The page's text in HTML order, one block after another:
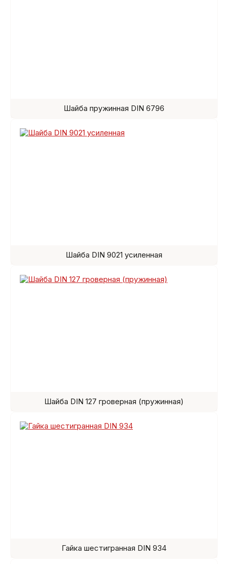
Шайба пружинная DIN 6796
Шайба DIN 9021 усиленная
Шайба DIN 127 гроверная (пружинная)
Гайка шестигранная DIN 934